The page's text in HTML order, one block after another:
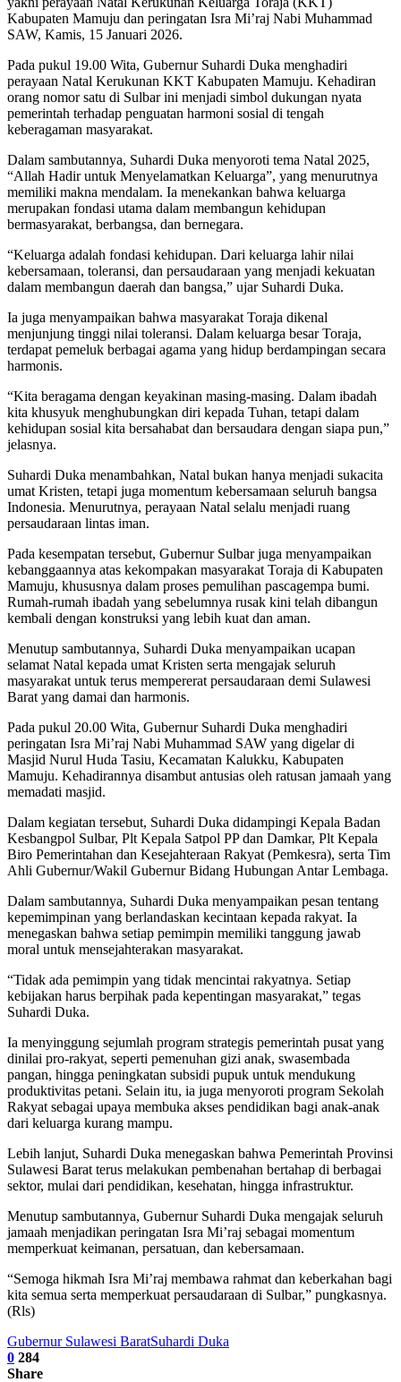
Kabupaten Mamuju dan peringatan Isra Mi’raj Nabi Muhammad
SAW, Kamis, 15 Januari 2026.
Pada pukul 19.00 Wita, Gubernur Suhardi Duka menghadiri
perayaan Natal Kerukunan KKT Kabupaten Mamuju. Kehadiran
orang nomor satu di Sulbar ini menjadi simbol dukungan nyata
pemerintah terhadap penguatan harmoni sosial di tengah
keberagaman masyarakat.
Dalam sambutannya, Suhardi Duka menyoroti tema Natal 2025,
“Allah Hadir untuk Menyelamatkan Keluarga”, yang menurutnya
memiliki makna mendalam. Ia menekankan bahwa keluarga
merupakan fondasi utama dalam membangun kehidupan
bermasyarakat, berbangsa, dan bernegara.
“Keluarga adalah fondasi kehidupan. Dari keluarga lahir nilai
kebersamaan, toleransi, dan persaudaraan yang menjadi kekuatan
dalam membangun daerah dan bangsa,” ujar Suhardi Duka.
Ia juga menyampaikan bahwa masyarakat Toraja dikenal
menjunjung tinggi nilai toleransi. Dalam keluarga besar Toraja,
terdapat pemeluk berbagai agama yang hidup berdampingan secara
harmonis.
“Kita beragama dengan keyakinan masing-masing. Dalam ibadah
kita khusyuk menghubungkan diri kepada Tuhan, tetapi dalam
kehidupan sosial kita bersahabat dan bersaudara dengan siapa pun,”
jelasnya.
Suhardi Duka menambahkan, Natal bukan hanya menjadi sukacita
umat Kristen, tetapi juga momentum kebersamaan seluruh bangsa
Indonesia. Menurutnya, perayaan Natal selalu menjadi ruang
persaudaraan lintas iman.
Pada kesempatan tersebut, Gubernur Sulbar juga menyampaikan
kebanggaannya atas kekompakan masyarakat Toraja di Kabupaten
Mamuju, khususnya dalam proses pemulihan pascagempa bumi.
Rumah-rumah ibadah yang sebelumnya rusak kini telah dibangun
kembali dengan konstruksi yang lebih kuat dan aman.
Menutup sambutannya, Suhardi Duka menyampaikan ucapan
selamat Natal kepada umat Kristen serta mengajak seluruh
masyarakat untuk terus mempererat persaudaraan demi Sulawesi
Barat yang damai dan harmonis.
Pada pukul 20.00 Wita, Gubernur Suhardi Duka menghadiri
peringatan Isra Mi’raj Nabi Muhammad SAW yang digelar di
Masjid Nurul Huda Tasiu, Kecamatan Kalukku, Kabupaten
Mamuju. Kehadirannya disambut antusias oleh ratusan jamaah yang
memadati masjid.
Dalam kegiatan tersebut, Suhardi Duka didampingi Kepala Badan
Kesbangpol Sulbar, Plt Kepala Satpol PP dan Damkar, Plt Kepala
Biro Pemerintahan dan Kesejahteraan Rakyat (Pemkesra), serta Tim
Ahli Gubernur/Wakil Gubernur Bidang Hubungan Antar Lembaga.
Dalam sambutannya, Suhardi Duka menyampaikan pesan tentang
kepemimpinan yang berlandaskan kecintaan kepada rakyat. Ia
menegaskan bahwa setiap pemimpin memiliki tanggung jawab
moral untuk mensejahterakan masyarakat.
“Tidak ada pemimpin yang tidak mencintai rakyatnya. Setiap
kebijakan harus berpihak pada kepentingan masyarakat,” tegas
Suhardi Duka.
Ia menyinggung sejumlah program strategis pemerintah pusat yang
dinilai pro-rakyat, seperti pemenuhan gizi anak, swasembada
pangan, hingga peningkatan subsidi pupuk untuk mendukung
produktivitas petani. Selain itu, ia juga menyoroti program Sekolah
Rakyat sebagai upaya membuka akses pendidikan bagi anak-anak
dari keluarga kurang mampu.
Lebih lanjut, Suhardi Duka menegaskan bahwa Pemerintah Provinsi
Sulawesi Barat terus melakukan pembenahan bertahap di berbagai
sektor, mulai dari pendidikan, kesehatan, hingga infrastruktur.
Menutup sambutannya, Gubernur Suhardi Duka mengajak seluruh
jamaah menjadikan peringatan Isra Mi’raj sebagai momentum
memperkuat keimanan, persatuan, dan kebersamaan.
“Semoga hikmah Isra Mi’raj membawa rahmat dan keberkahan bagi
kita semua serta memperkuat persaudaraan di Sulbar,” pungkasnya.
(Rls)
Gubernur Sulawesi BaratSuhardi Duka
0 284
Share